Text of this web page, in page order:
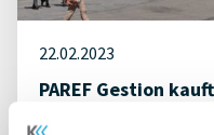
22.02.2023
PAREF Gestion